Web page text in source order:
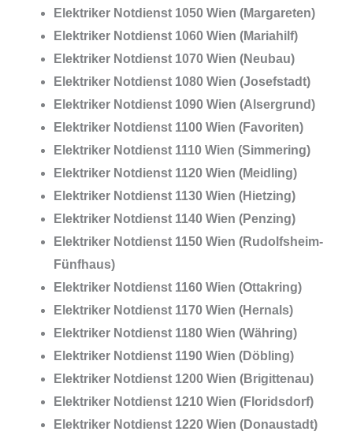
Elektriker Notdienst 1050 Wien (Margareten)
Elektriker Notdienst 1060 Wien (Mariahilf)
Elektriker Notdienst 1070 Wien (Neubau)
Elektriker Notdienst 1080 Wien (Josefstadt)
Elektriker Notdienst 1090 Wien (Alsergrund)
Elektriker Notdienst 1100 Wien (Favoriten)
Elektriker Notdienst 1110 Wien (Simmering)
Elektriker Notdienst 1120 Wien (Meidling)
Elektriker Notdienst 1130 Wien (Hietzing)
Elektriker Notdienst 1140 Wien (Penzing)
Elektriker Notdienst 1150 Wien (Rudolfsheim-
Fünfhaus)
Elektriker Notdienst 1160 Wien (Ottakring)
Elektriker Notdienst 1170 Wien (Hernals)
Elektriker Notdienst 1180 Wien (Währing)
Elektriker Notdienst 1190 Wien (Döbling)
Elektriker Notdienst 1200 Wien (Brigittenau)
Elektriker Notdienst 1210 Wien (Floridsdorf)
Elektriker Notdienst 1220 Wien (Donaustadt)